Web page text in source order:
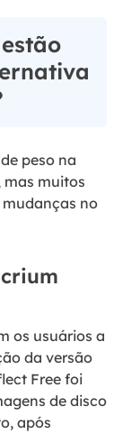
peso na
mas muitos
no
os usuários a
da versão
Free foi
de disco
após